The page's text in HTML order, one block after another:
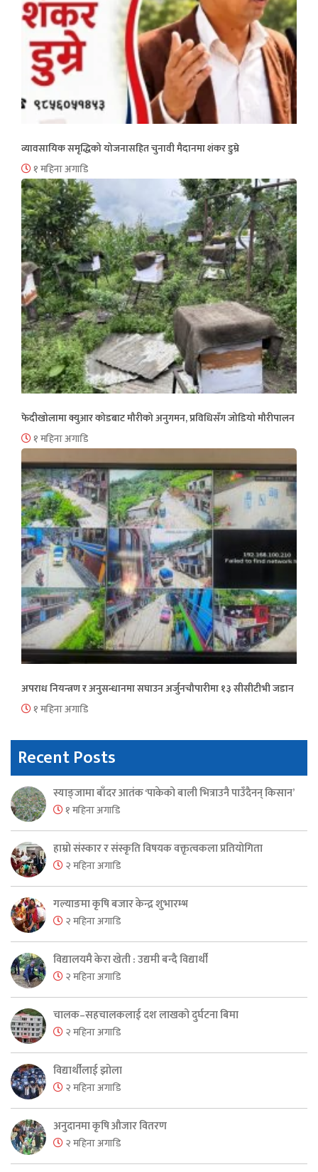
व्यावसायिक समृद्धिको योजनासहित चुनावी मैदानमा शंकर डुम्रे
१ महिना अगाडि
फेदीखोलामा क्युआर कोडबाट मौरीको अनुगमन, प्रविधिसँग जोडियो मौरीपालन
१ महिना अगाडि
अपराध नियन्त्रण र अनुसन्धानमा सघाउन अर्जुनचौपारीमा १३ सीसीटीभी जडान
१ महिना अगाडि
Recent Posts
स्याङ्जामा बाँदर आतंक ‘पाकेको बाली भित्राउनै पाउँदैनन् किसान’
१ महिना अगाडि
हाम्रो संस्कार र संस्कृति विषयक वक्तृत्वकला प्रतियोगिता
२ महिना अगाडि
गल्याङमा कृषि बजार केन्द्र शुभारम्भ
२ महिना अगाडि
विद्यालयमै केरा खेती : उद्यमी बन्दै विद्यार्थी
२ महिना अगाडि
चालक–सहचालकलाई दश लाखको दुर्घटना बिमा
२ महिना अगाडि
विद्यार्थीलाई झोला
२ महिना अगाडि
अनुदानमा कृषि औजार वितरण
२ महिना अगाडि